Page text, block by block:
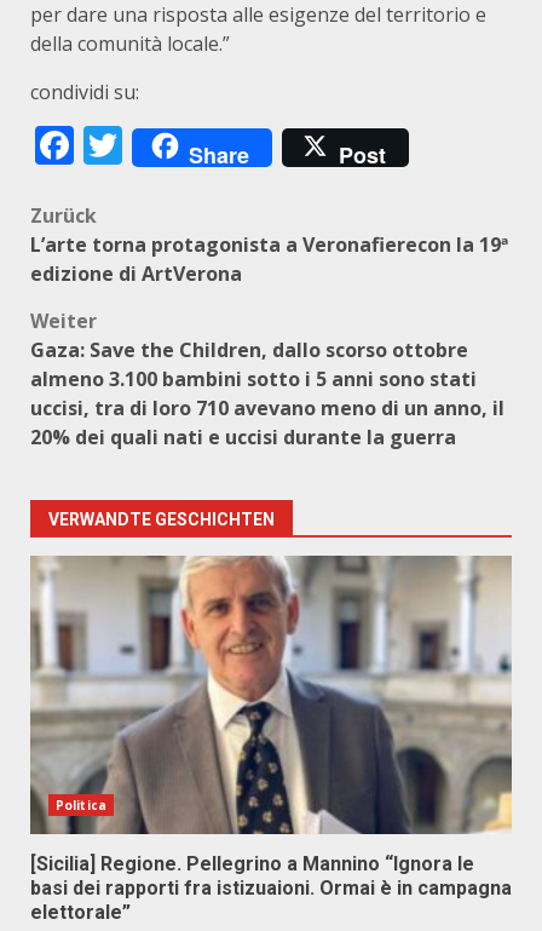
per dare una risposta alle esigenze del territorio e
della comunità locale.”
condividi su:
Facebook
Twitter
Share Post
Beitragsnavigation
Zurück
L’arte torna protagonista a Veronafierecon la 19ª
edizione di ArtVerona
Weiter
Gaza: Save the Children, dallo scorso ottobre
almeno 3.100 bambini sotto i 5 anni sono stati
uccisi, tra di loro 710 avevano meno di un anno, il
20% dei quali nati e uccisi durante la guerra
VERWANDTE GESCHICHTEN
Politica
[Sicilia] Regione. Pellegrino a Mannino “Ignora le
basi dei rapporti fra istizuaioni. Ormai è in campagna
elettorale”